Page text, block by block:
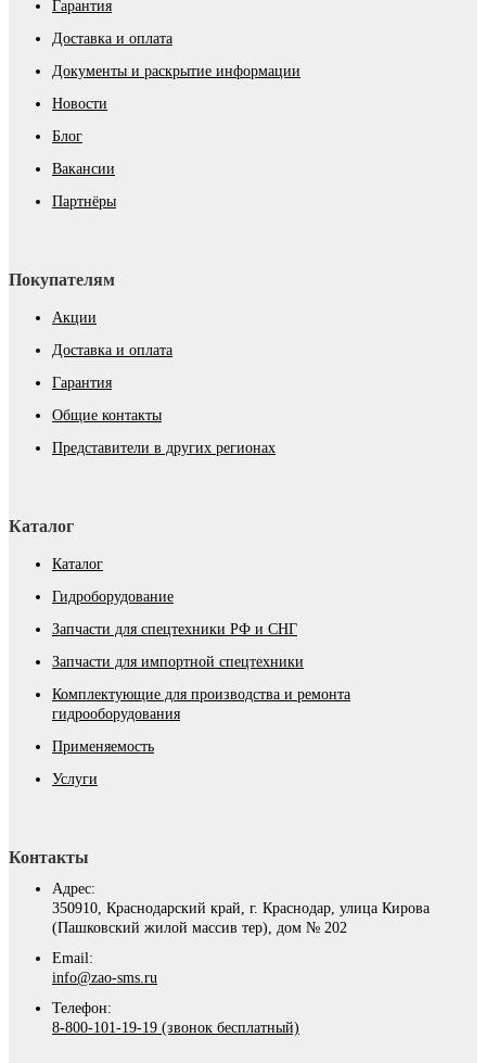
Гарантия
Доставка и оплата
Документы и раскрытие информации
Новости
Блог
Вакансии
Партнёры
Покупателям
Акции
Доставка и оплата
Гарантия
Общие контакты
Представители в других регионах
Каталог
Каталог
Гидроборудование
Запчасти для спецтехники РФ и СНГ
Запчасти для импортной спецтехники
Комплектующие для производства и ремонта
гидрооборудования
Применяемость
Услуги
Контакты
Адрес:
350910, Краснодарский край, г. Краснодар, улица Кирова
(Пашковский жилой массив тер), дом № 202
Email:
info@zao-sms.ru
Телефон:
8-800-101-19-19 (звонок бесплатный)